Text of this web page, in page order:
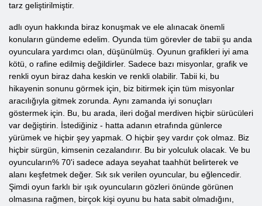
tarz geliştirilmiştir.
adlı oyun hakkında biraz konuşmak ve ele alınacak önemli
konuların gündeme edelim. Oyunda tüm görevler de tabii şu anda
oyunculara yardımcı olan, düşünülmüş. Oyunun grafikleri iyi ama
kötü, o rafine edilmiş değildirler. Sadece bazı misyonlar, grafik ve
renkli oyun biraz daha keskin ve renkli olabilir. Tabii ki, bu
hikayenin sonunu görmek için, biz bitirmek için tüm misyonlar
aracılığıyla gitmek zorunda. Aynı zamanda iyi sonuçları
göstermek için. Bu, bu arada, ileri doğal merdiven hiçbir sürücüleri
var değiştirin. İstediğiniz - hatta adanın etrafında günlerce
yürümek ve hiçbir şey yapmak. O hiçbir şey vardır çok olmaz. Biz
hiçbir sürgün, kimsenin cezalandırır. Bu bir yolculuk olacak. Ve bu
oyuncuların% 70'i sadece adaya seyahat taahhüt belirterek ve
alanı keşfetmek değer. Sık sık verilen oyuncular, bu eğlencedir.
Şimdi oyun farklı bir ışık oyuncuların gözleri önünde görünen
olmasına rağmen, birçok kişi oyunu bu hata sabit olmadığını,